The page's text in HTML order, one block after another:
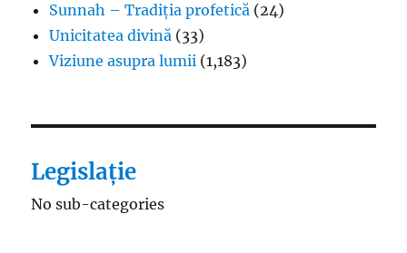
Sunnah – Tradiția profetică (24)
Unicitatea divină (33)
Viziune asupra lumii (1,183)
Legislație
No sub-categories